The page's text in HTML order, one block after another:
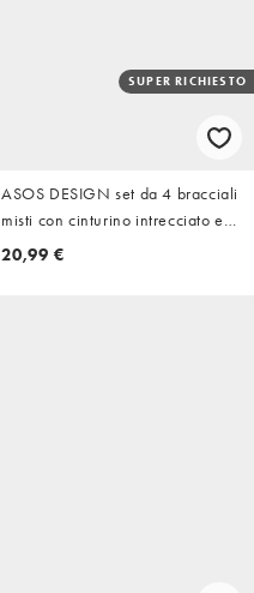
SUPER RICHIESTO
ASOS DESIGN set da 4 bracciali
misti con cinturino intrecciato e
perline in tonalità neutre
20,99 €